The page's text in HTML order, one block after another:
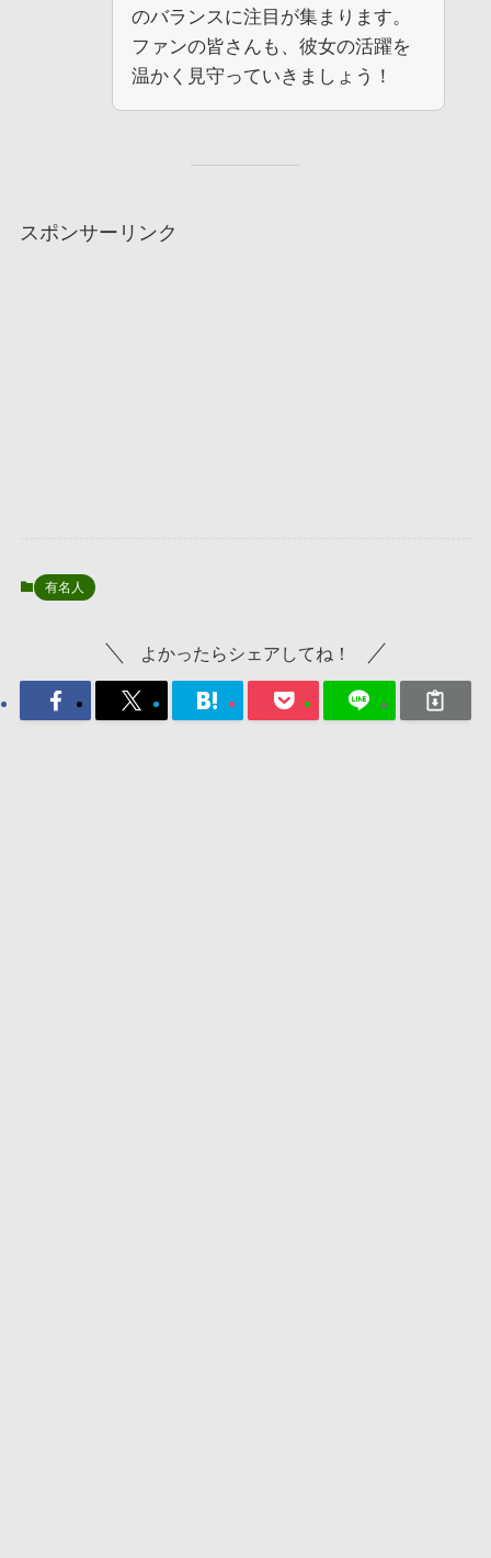
のバランスに注目が集まります。
ファンの皆さんも、彼女の活躍を
温かく見守っていきましょう！
スポンサーリンク
有名人
よかったらシェアしてね！